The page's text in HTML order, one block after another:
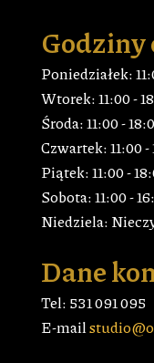
Poniedziałek:
Wtorek: 11:00 -
Środa: 11:00 -
Czwartek: 11:00 -
Piątek: 11:00 -
Sobota: 11:00 -
Niedziela:
Dane
Tel: 531 091 095
E-mail